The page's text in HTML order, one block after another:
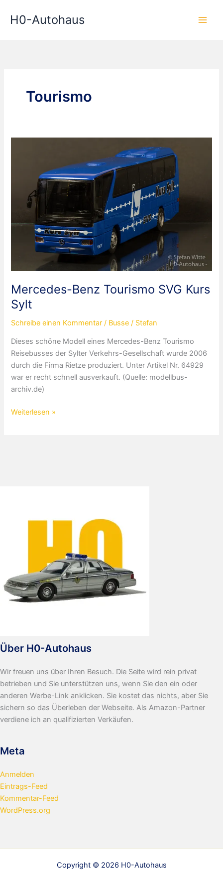
InhaltH0-Autohaus
Tourismo
Mercedes-Benz Tourismo SVG Kurs
Sylt
Schreibe einen Kommentar / Busse / Stefan
Dieses schöne Modell eines Mercedes-Benz Tourismo
Reisebusses der Sylter Verkehrs-Gesellschaft wurde 2006
durch die Firma Rietze produziert. Unter Artikel Nr. 64929
war er recht schnell ausverkauft. (Quelle: modellbus-
archiv.de)
Mercedes-
Weiterlesen »
Über H0-Autohaus
Wir freuen uns über Ihren Besuch. Die Seite wird rein privat
betrieben und Sie unterstützen uns, wenn Sie den ein oder
anderen Werbe-Link anklicken. Sie kostet das nichts, aber Sie
sichern so das Überleben der Webseite. Als Amazon-Partner
verdiene ich an qualifizierten Verkäufen.
Meta
Anmelden
Eintrags-Feed
Kommentar-Feed
WordPress.org
Copyright © 2026 H0-Autohaus